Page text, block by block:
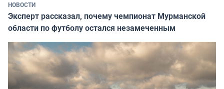
НОВОСТИ
Эксперт рассказал, почему чемпионат Мурманской
области по футболу остался незамеченным